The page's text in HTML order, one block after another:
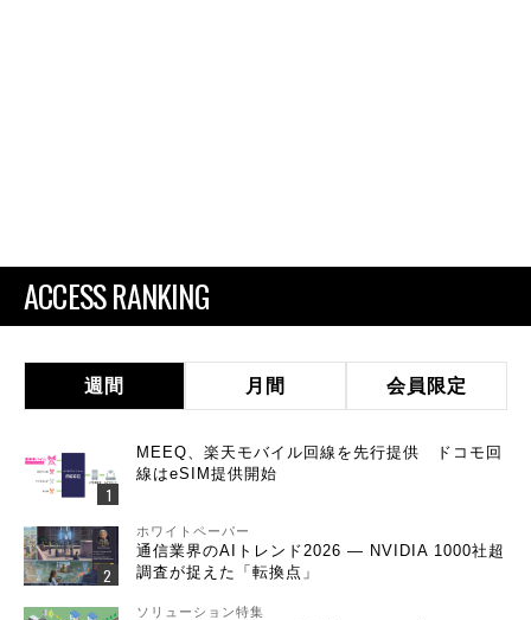
ACCESS RANKING
週間 月間 会員限定
MEEQ、楽天モバイル回線を先行提供 ドコモ回
線はeSIM提供開始
ホワイトペーパー
通信業界のAIトレンド2026 ― NVIDIA 1000社超
調査が捉えた「転換点」
ソリューション特集